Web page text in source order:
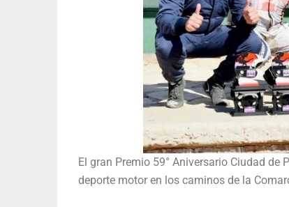
El gran Premio 59° Aniversario Ciudad
deporte motor en los caminos de la